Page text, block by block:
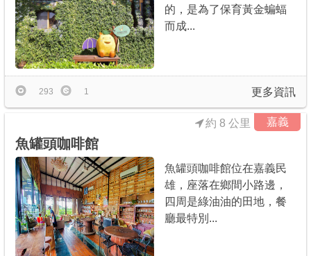
的，是為了保育黃金蝙蝠
而成...
更多資訊
293 1
嘉義
約 8 公里
魚罐頭咖啡館
魚罐頭咖啡館位在嘉義民
雄，座落在鄉間小路邊，
四周是綠油油的田地，餐
廳最特別...